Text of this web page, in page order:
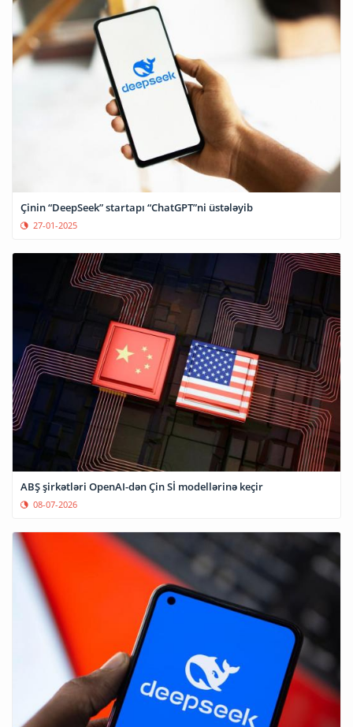
Çinin “DeepSeek” startapı “ChatGPT”ni üstələyib
27-01-2025
ABŞ şirkətləri OpenAI-dən Çin Sİ modellərinə keçir
08-07-2026